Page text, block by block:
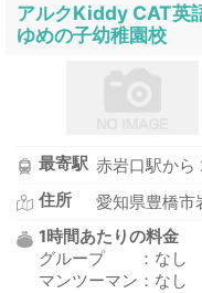
アルクKiddy CAT英
ゆめの子幼稚園校
最寄駅 赤岩口駅から
住所
愛知県豊橋市
1時間あたりの料金
グループ ：なし
マンツーマン：なし